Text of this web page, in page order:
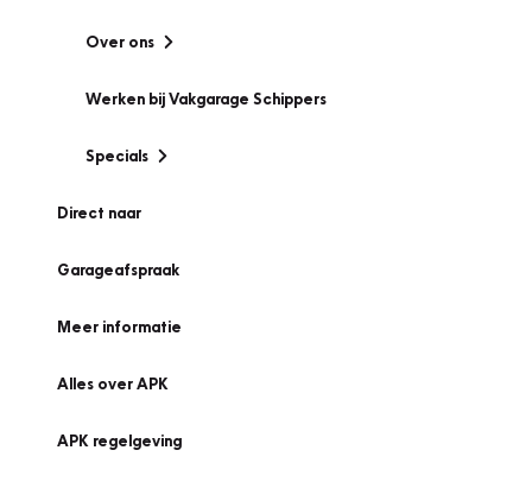
Over ons
Werken bij Vakgarage Schippers
Specials
Direct naar
Garageafspraak
Meer informatie
Alles over APK
APK regelgeving